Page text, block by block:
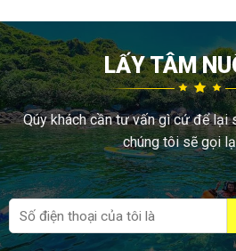
LẤY TÂM
Qúy khách cần tư vấn gì cứ để lại
chúng tôi sẽ gọi